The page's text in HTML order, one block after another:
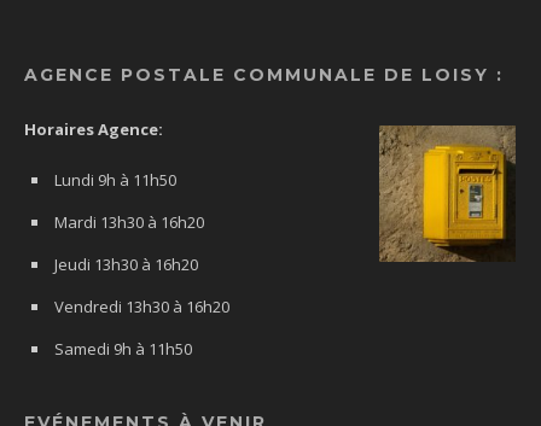
AGENCE POSTALE COMMUNALE DE LOISY :
Horaires Agence:
Lundi 9h à 11h50
Mardi 13h30 à 16h20
Jeudi 13h30 à 16h20
Vendredi 13h30 à 16h20
Samedi 9h à 11h50